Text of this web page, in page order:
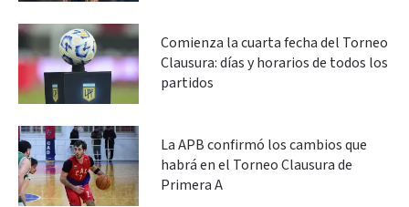
Comienza la cuarta fecha del Torneo
Clausura: días y horarios de todos los
partidos
La APB confirmó los cambios que
habrá en el Torneo Clausura de
Primera A